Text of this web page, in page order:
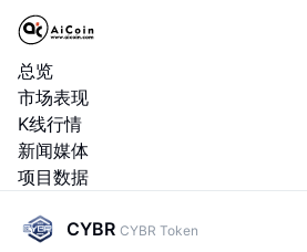
总览
市场表现
K线行情
新闻媒体
项目数据
CYBR CYBR Token